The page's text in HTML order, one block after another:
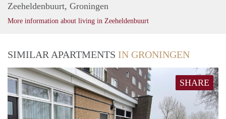
Zeeheldenbuurt, Groningen
More information about living in Zeeheldenbuurt
SIMILAR APARTMENTS IN GRONINGEN
SHARE